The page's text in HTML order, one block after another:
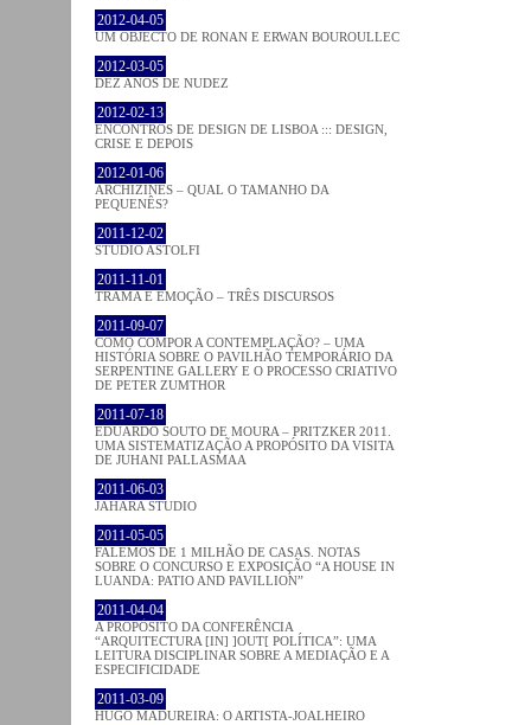
2012-04-05
UM OBJECTO DE RONAN E ERWAN BOUROULLEC
2012-03-05
DEZ ANOS DE NUDEZ
2012-02-13
ENCONTROS DE DESIGN DE LISBOA ::: DESIGN,
CRISE E DEPOIS
2012-01-06
ARCHIZINES – QUAL O TAMANHO DA
PEQUENÊS?
2011-12-02
STUDIO ASTOLFI
2011-11-01
TRAMA E EMOÇÃO – TRÊS DISCURSOS
2011-09-07
COMO COMPOR A CONTEMPLAÇÃO? – UMA
HISTÓRIA SOBRE O PAVILHÃO TEMPORÁRIO DA
SERPENTINE GALLERY E O PROCESSO CRIATIVO
DE PETER ZUMTHOR
2011-07-18
EDUARDO SOUTO DE MOURA – PRITZKER 2011.
UMA SISTEMATIZAÇÃO A PROPÓSITO DA VISITA
DE JUHANI PALLASMAA
2011-06-03
JAHARA STUDIO
2011-05-05
FALEMOS DE 1 MILHÃO DE CASAS. NOTAS
SOBRE O CONCURSO E EXPOSIÇÃO “A HOUSE IN
LUANDA: PATIO AND PAVILLION”
2011-04-04
A PROPÓSITO DA CONFERÊNCIA
“ARQUITECTURA [IN] ]OUT[ POLÍTICA”: UMA
LEITURA DISCIPLINAR SOBRE A MEDIAÇÃO E A
ESPECIFICIDADE
2011-03-09
HUGO MADUREIRA: O ARTISTA-JOALHEIRO